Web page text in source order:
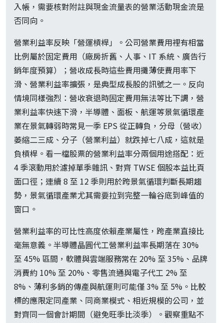
入帳，需要核對附註與現金流量表的營業活動現金流是
否同向。
營業利益率反映「營運槓桿」。公司營業費用裡有相當
比例屬於固定費用（廠房折舊、人事、IT 系統、廣告行
銷年度預算）；營收成長時這些費用攤薄使費用率下
滑、營業利益率擴張，是典型成長股的訊號之一。反向
情境同樣強烈：營收衰退時固定費用無法等比下調，營
業利益率快速下滑，半導體、面板、航運等景氣循環產
業在景氣轉弱時常見一季 EPS 從正轉負，分母（營收）
萎縮二三成、分子（營業利益）就跌掉七八成，這就是
負槓桿。看一檔股票的營業利益率分兩個用途搭配：近
4 季滾動用於濾掉單季雜訊、對齊 TWSE 個股本益比頁
面口徑；連續 8 至 12 季則用於跨景氣循環判斷長期趨
勢，景氣循環產業尤其需要拉到完整一輪谷底到峰值的
窗口。
營業利益率的可比性高度依賴產業屬性，跨產業直接比
毫無意義。半導體晶圓代工營業利益率長期落在 30%
至 45% 區間，軟體與雲端服務常在 20% 至 35%、品牌
消費約 10% 至 20%、零售流通與電子代工 2% 至
8%、薄利多銷的傳產與航運則可能僅 3% 至 5%。比較
標的應限定同產業、同商業模式、相近規模的公司，並
對齊同一個會計期間（避免旺季比淡季）。觀察重點不